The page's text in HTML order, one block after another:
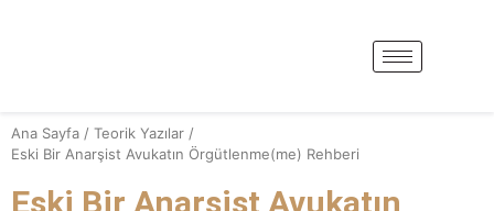
Ana Sayfa / Teorik Yazılar /
Eski Bir Anarşist Avukatın Örgütlenme(me) Rehberi
Eski Bir Anarşist Avukatın